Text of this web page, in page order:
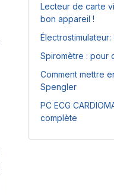
Lecteur de carte
bon appareil !
Spiromètre : pour
Comment mettre
Spengler
PC ECG
complète